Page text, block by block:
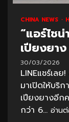
CHINA NEWS
“แอร์ไช
เปียงยา
30/03/2026
LINEแชร์เล
มาเปิดให้บริ
เปียงยางอีก
กว่า 6... อ่าน